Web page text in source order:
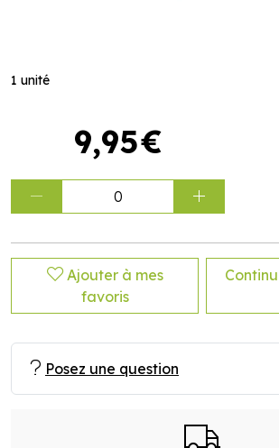
1 unité
9,95€
0
Ajouter à mes
favoris
Posez une question